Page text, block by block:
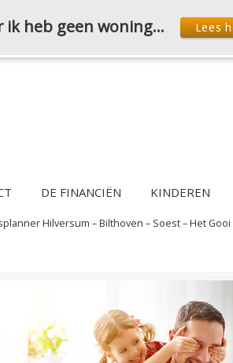
DE FINANCIËN KINDEREN
Hilversum – Bilthoven – Soest – Het Gooi
ik heb geen woning… Lees